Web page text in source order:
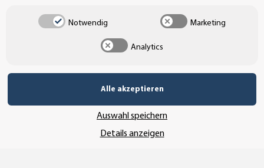
UNSERE ZAHLUNGSARTEN*
Notwendig Marketing
Analytics
Alle akzeptieren
Auswahl speichern
Details anzeigen